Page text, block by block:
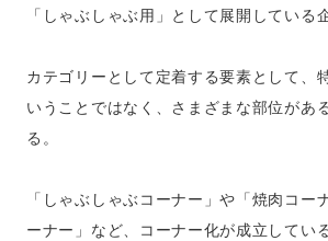
「しゃぶしゃぶ用」として展開している
カテゴリーとして定着する要素として、
いうことではなく、さまざまな部位があ
る。
「しゃぶしゃぶコーナー」や「焼肉コー
ーナー」など、コーナー化が成立してい